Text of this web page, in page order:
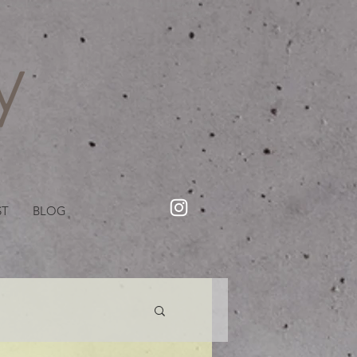
室・美容院【Creww KYOTO (クルー)】【cozy creww(コージークルー)】 京都市 ヘアサロン​
BLOG